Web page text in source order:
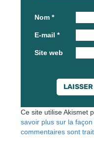
Nom *
E-mail *
Site web
Ce site utilise Akismet
savoir plus sur la
commentaires sont